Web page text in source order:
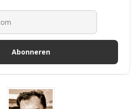
Abonneren